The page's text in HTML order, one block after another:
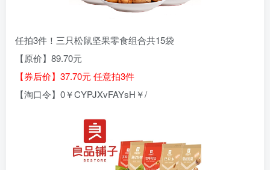
任拍3件！三只松鼠坚果零食组合共15袋
【原价】89.70元
【券后价】37.70元 任意拍3件
【淘口令】0￥CYPJXvFAYsH￥/